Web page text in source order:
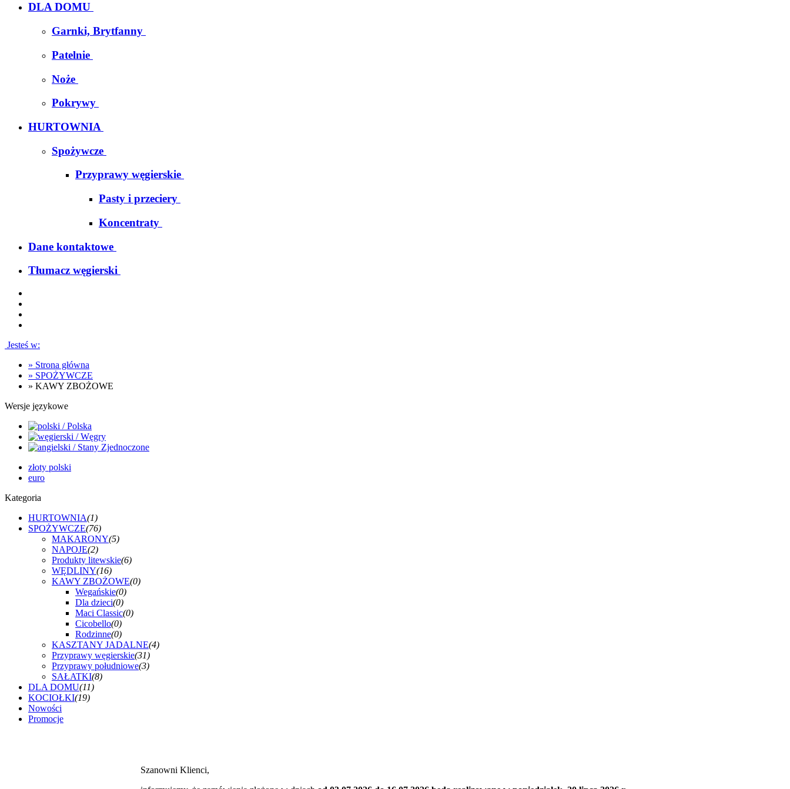
DLA DOMU
Garnki, Brytfanny
Patelnie
Noże
Pokrywy
HURTOWNIA
Spożywcze
Przyprawy węgierskie
Pasty i przeciery
Koncentraty
Dane kontaktowe
Tłumacz węgierski
Jesteś w:
» Strona główna
» SPOŻYWCZE
» KAWY ZBOŻOWE
Wersje językowe
złoty polski
euro
Kategoria
HURTOWNIA(1)
SPOŻYWCZE(76)
MAKARONY(5)
NAPOJE(2)
Produkty litewskie(6)
WĘDLINY(16)
KAWY ZBOŻOWE(0)
Wegańskie(0)
Dla dzieci(0)
Maci Classic(0)
Cicobello(0)
Rodzinne(0)
KASZTANY JADALNE(4)
Przyprawy węgierskie(31)
Przyprawy południowe(3)
SAŁATKI(8)
DLA DOMU(11)
KOCIOŁKI(19)
Nowości
Promocje
Szanowni Klienci,